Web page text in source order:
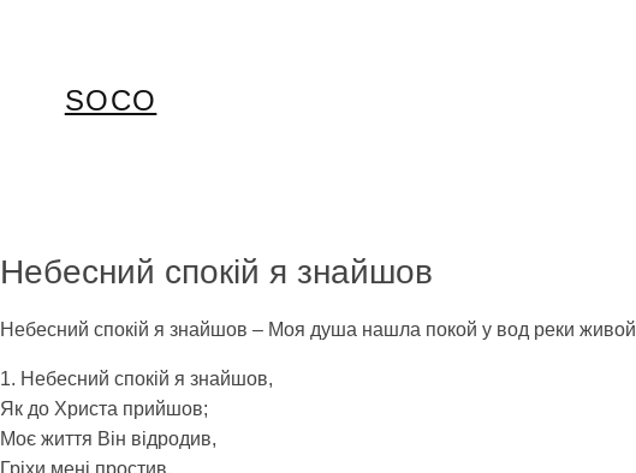
SOCO
Небесний спокій я знайшов
Небесний спокій я знайшов – Моя душа нашла покой у вод реки живой
1. Небесний спокій я знайшов,
Як до Христа прийшов;
Моє життя Він відродив,
Гріхи мені простив.